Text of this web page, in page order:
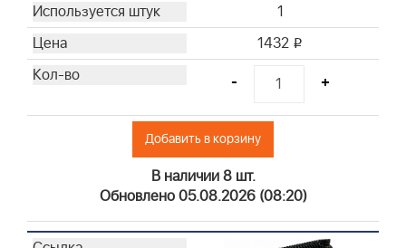
1
1432 i
- +
Добавить в корзину
В наличии 8 шт.
Обновлено 05.08.2026 (08:20)